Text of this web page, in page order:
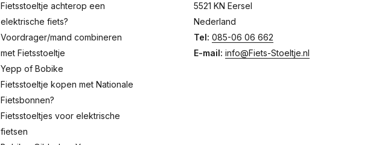
Fietsstoeltje achterop een
elektrische fiets?
Voordrager/mand combineren
met Fietsstoeltje
Yepp of Bobike
Fietsstoeltje kopen met Nationale
Fietsbonnen?
Fietsstoeltjes voor elektrische
fietsen
5521 KN Eersel
Nederland
Tel: 085-06 06 662
E-mail: info@Fiets-Stoeltje.nl